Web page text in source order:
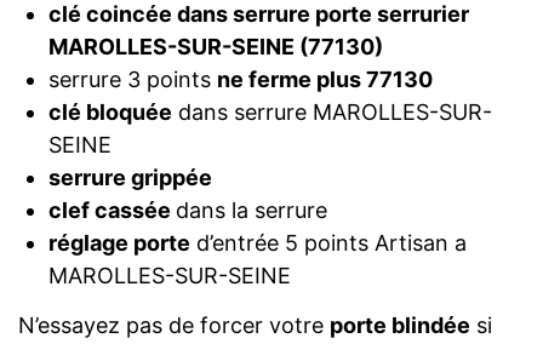
clé coincée dans serrure porte serrurier
MAROLLES-SUR-SEINE (77130)
serrure 3 points ne ferme plus 77130
clé bloquée dans serrure MAROLLES-SUR-
SEINE
serrure grippée
clef cassée dans la serrure
réglage porte d’entrée 5 points Artisan a
MAROLLES-SUR-SEINE
N’essayez pas de forcer votre porte blindée si